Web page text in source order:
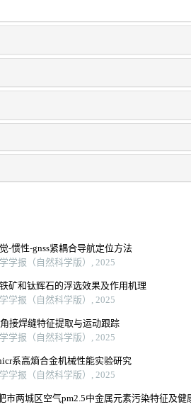
-惯性-gnss紧耦合导航定位方法
学报（自然科学版）, 2025
矿和钛辉石的浮选效果及作用机理
学报（自然科学版）, 2025
接焊缝特征提取与运动跟踪
学报（自然科学版）, 2025
系高熵合金机械性能实验研究
学报（自然科学版）, 2025
市两城区空气pm2.5中金属元素污染特征及健